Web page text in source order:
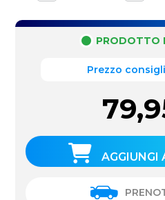
PRODOTTO
Prezzo
AGGIUNGI